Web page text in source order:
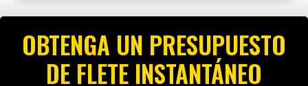
OBTENGA UN PRESUPUESTO
DE FLETE INSTANTÁNEO